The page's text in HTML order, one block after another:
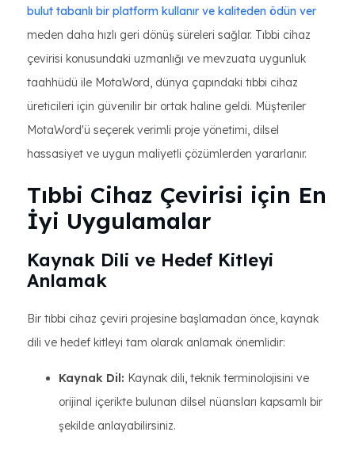
bulut tabanlı bir platform kullanır ve kaliteden ödün ver
meden daha hızlı geri dönüş süreleri sağlar. Tıbbi cihaz
çevirisi konusundaki uzmanlığı ve mevzuata uygunluk
taahhüdü ile MotaWord, dünya çapındaki tıbbi cihaz
üreticileri için güvenilir bir ortak haline geldi. Müşteriler
MotaWord'ü seçerek verimli proje yönetimi, dilsel
hassasiyet ve uygun maliyetli çözümlerden yararlanır.
Tıbbi Cihaz Çevirisi için En
İyi Uygulamalar
Kaynak Dili ve Hedef Kitleyi
Anlamak
Bir tıbbi cihaz çeviri projesine başlamadan önce, kaynak
dili ve hedef kitleyi tam olarak anlamak önemlidir:
Kaynak Dil: Kaynak dili, teknik terminolojisini ve
orijinal içerikte bulunan dilsel nüansları kapsamlı bir
şekilde anlayabilirsiniz.